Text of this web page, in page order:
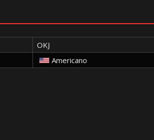
OKJ
Americano